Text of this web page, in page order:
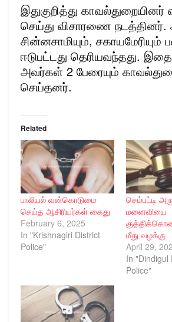
இதுகுறித்து காவல்துறையினர்
செய்து விசாரணை நடத்தினர்.
சின்னசாமியும்,
ஈடுபட்டது தெரியவந்தது.
அவர்கள் 2 பேரையும்
செய்தனர்.
Related
பாலியல் வன்கொடுமை
செய்த ஆசிரியர்கள் கைது
February 6, 2025
In "Krishnagiri District
Police"
செம்பட்டி
மனைவியை
மீது வழக்கு
April 29,
In "Dindigul
Police"